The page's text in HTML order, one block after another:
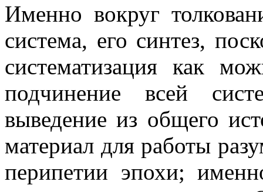
Именно вокруг
система, его синтез,
систематизация как
подчинение всей
выведение из общего
материал для работы
перипетии эпохи;